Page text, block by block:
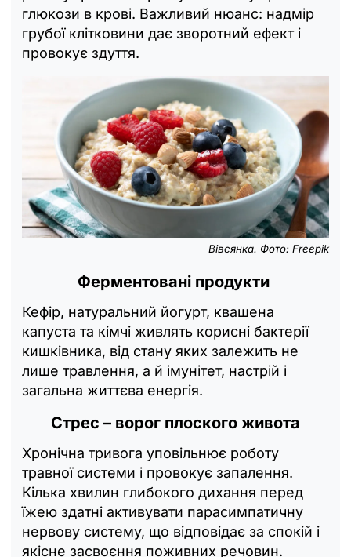
глюкози в крові. Важливий нюанс: надмір
грубої клітковини дає зворотний ефект і
провокує здуття.
Вівсянка. Фото: Freepik
Ферментовані продукти
Кефір, натуральний йогурт, квашена
капуста та кімчі живлять корисні бактерії
кишківника, від стану яких залежить не
лише травлення, а й імунітет, настрій і
загальна життєва енергія.
Стрес – ворог плоского живота
Хронічна тривога уповільнює роботу
травної системи і провокує запалення.
Кілька хвилин глибокого дихання перед
їжею здатні активувати парасимпатичну
нервову систему, що відповідає за спокій і
якісне засвоєння поживних речовин.